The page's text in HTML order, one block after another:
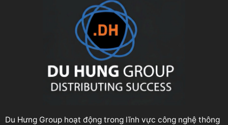
Du Hưng Group hoạt động trong lĩnh vực công nghệ thông